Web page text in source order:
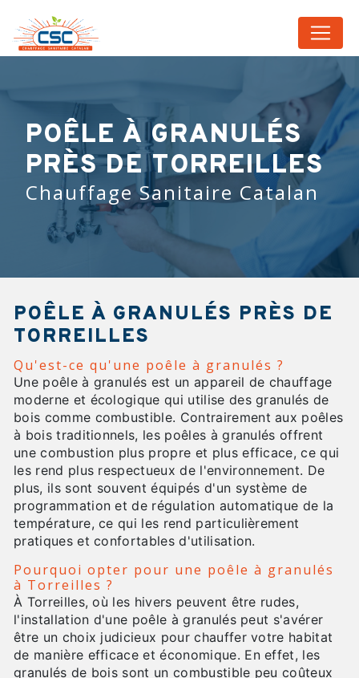
POÊLE À GRANULÉS
PRÈS DE TORREILLES
Chauffage Sanitaire Catalan
POÊLE À GRANULÉS PRÈS DE
TORREILLES
Qu'est-ce qu'une poêle à granulés ?
Une poêle à granulés est un appareil de chauffage
moderne et écologique qui utilise des granulés de
bois comme combustible. Contrairement aux poêles
à bois traditionnels, les poêles à granulés offrent
une combustion plus propre et plus efficace, ce qui
les rend plus respectueux de l'environnement. De
plus, ils sont souvent équipés d'un système de
programmation et de régulation automatique de la
température, ce qui les rend particulièrement
pratiques et confortables d'utilisation.
Pourquoi opter pour une poêle à granulés
à Torreilles ?
À Torreilles, où les hivers peuvent être rudes,
l'installation d'une poêle à granulés peut s'avérer
être un choix judicieux pour chauffer votre habitat
de manière efficace et économique. En effet, les
granulés de bois sont un combustible peu coûteux